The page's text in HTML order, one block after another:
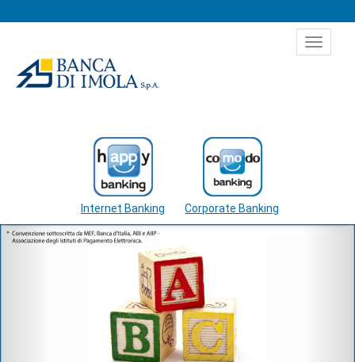
Toggle
Internet Banking Corporate Banking
Precedente